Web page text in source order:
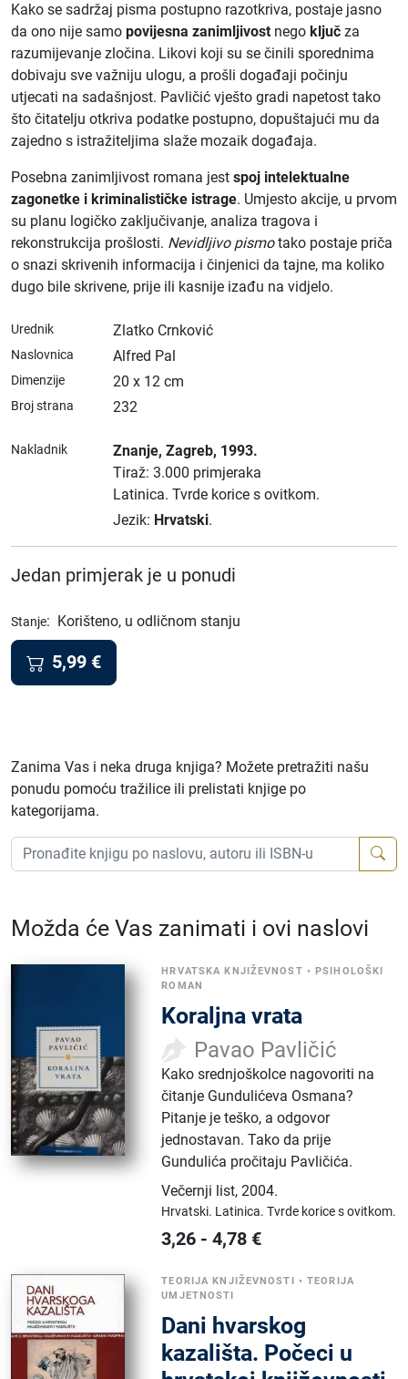
Kako se sadržaj pisma postupno razotkriva, postaje jasno
da ono nije samo povijesna zanimljivost nego ključ za
razumijevanje zločina. Likovi koji su se činili sporednima
dobivaju sve važniju ulogu, a prošli događaji počinju
utjecati na sadašnjost. Pavličić vješto gradi napetost tako
što čitatelju otkriva podatke postupno, dopuštajući mu da
zajedno s istražiteljima slaže mozaik događaja.
Posebna zanimljivost romana jest spoj intelektualne
zagonetke i kriminalističke istrage. Umjesto akcije, u prvom
su planu logičko zaključivanje, analiza tragova i
rekonstrukcija prošlosti. Nevidljivo pismotako postaje priča
o snazi skrivenih informacija i činjenici da tajne, ma koliko
dugo bile skrivene, prije ili kasnije izađu na vidjelo.
Urednik Zlatko Crnković
Naslovnica Alfred Pal
Dimenzije 20 x 12 cm
Broj strana 232
Nakladnik Znanje, Zagreb, 1993.
Tiraž: 3.000 primjeraka
Latinica. Tvrde korice s ovitkom.
Jezik: Hrvatski.
Jedan primjerak je u ponudi
Stanje: Korišteno, u odličnom stanju
5,99 €
Zanima Vas i neka druga knjiga? Možete pretražiti našu
ponudu pomoću tražilice ili prelistati knjige po
kategorijama.
Možda će Vas zanimati i ovi naslovi
HRVATSKA KNJIŽEVNOST •PSIHOLOŠKI
ROMAN
Koraljna vrata
Pavao Pavličić
Kako srednjoškolce nagovoriti na
čitanje Gundulićeva Osmana?
Pitanje je teško, a odgovor
jednostavan. Tako da prije
Gundulića pročitaju Pavličića.
Večernji list,2004.
Hrvatski. Latinica.Tvrde korice s ovitkom.
3,26 -4,78 €
TEORIJA KNJIŽEVNOSTI •TEORIJA
UMJETNOSTI
Dani hvarskog
kazališta. Počeci u